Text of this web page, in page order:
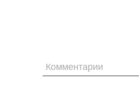
Комментарии